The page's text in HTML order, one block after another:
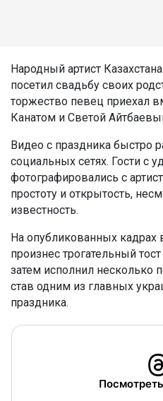
Народный артист
посетил свадьбу своих
торжество певец приехал
Канатом и Светой
Видео с праздника быстро
социальных сетях. Гости с
фотографировались с
простоту и открытость,
известность.
На опубликованных
произнес трогательный
затем исполнил несколько
став одним из главных
праздника.